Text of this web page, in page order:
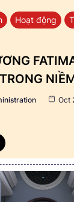
Hoạt động
Oct